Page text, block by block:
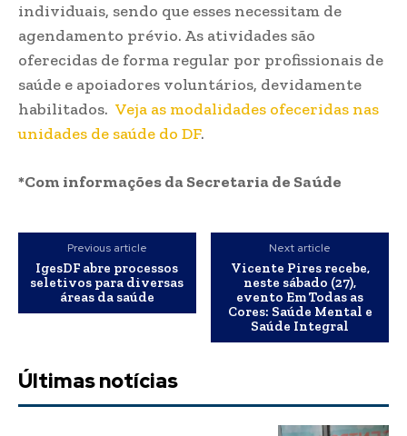
individuais, sendo que esses necessitam de
agendamento prévio. As atividades são
oferecidas de forma regular por profissionais de
saúde e apoiadores voluntários, devidamente
habilitados. Veja as modalidades ofeceridas nas
unidades de saúde do DF.
*Com informações da Secretaria de Saúde
Previous article
IgesDF abre processos
seletivos para diversas
áreas da saúde
Next article
Vicente Pires recebe,
neste sábado (27),
evento Em Todas as
Cores: Saúde Mental e
Saúde Integral
Últimas notícias